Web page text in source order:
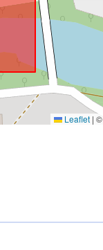
Leaflet | ©